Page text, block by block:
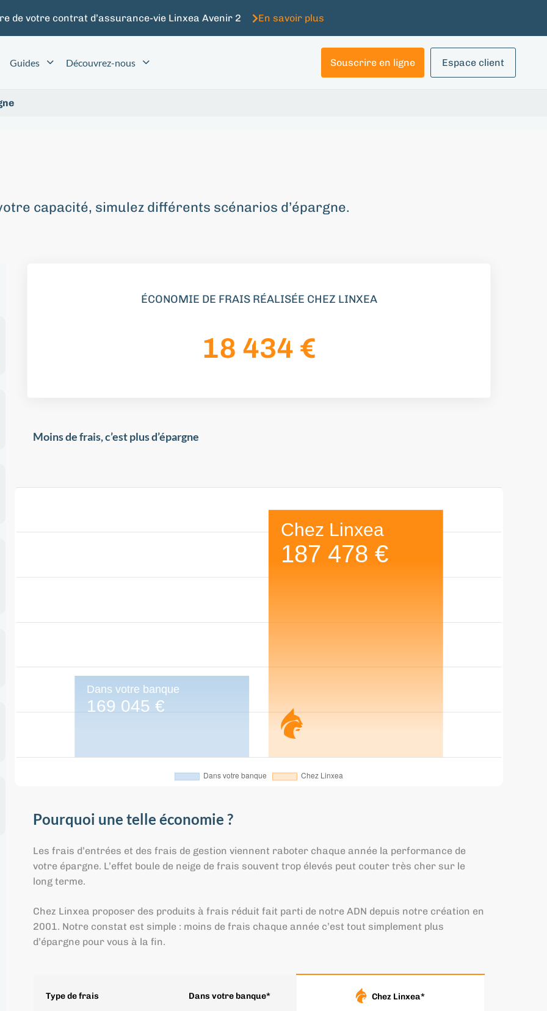
de votre contrat d’assurance-vie Linxea Avenir 2 En savoir plus
Guides Découvrez-nous Souscrire en ligne Espace client
capacité, simulez différents scénarios d’épargne.
ÉCONOMIE DE FRAIS RÉALISÉE CHEZ LINXEA
18 434 €
Moins de frais, c’est plus d’épargne
Pourquoi une telle économie ?
Les frais d’entrées et des frais de gestion viennent raboter chaque année la performance de
votre épargne. L’effet boule de neige de frais souvent trop élevés peut couter très cher sur le
long terme.
Chez Linxea proposer des produits à frais réduit fait parti de notre ADN depuis notre création en
2001. Notre constat est simple : moins de frais chaque année c’est tout simplement plus
d’épargne pour vous à la fin.
Type de frais Dans votre banque* Chez Linxea*